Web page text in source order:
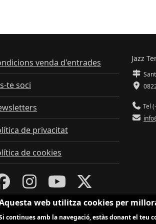
venda d'entrades
te soci
de privacitat
de cookies
Jazz
Tel
web utilitza cookies per
continues amb la navegació, estàs donant el teu